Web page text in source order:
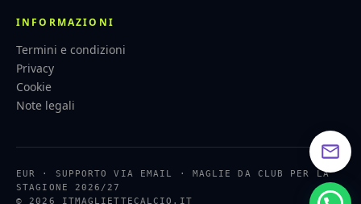
INFORMAZIONI
Termini e condizioni
Privacy
Cookie
Note legali
EUR · SUPPORTO VIA EMAIL · MAGLIE DA CLUB PER LA
STAGIONE 2026/27
© 2026 ITMAGLIETTECALCIO.IT